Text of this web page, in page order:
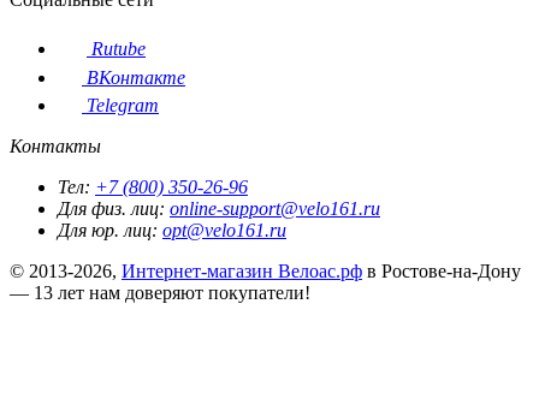
Rutube
ВКонтакте
Telegram
Контакты
Тел: +7 (800) 350-26-96
Для физ. лиц: online-support@velo161.ru
Для юр. лиц: opt@velo161.ru
© 2013-2026, Интернет-магазин Велоас.рф в Ростове-на-Дону
— 13 лет нам доверяют покупатели!